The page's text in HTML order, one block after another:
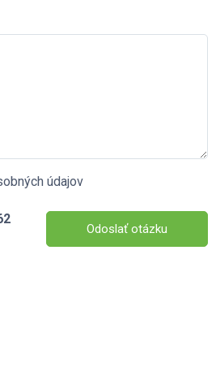
údajov
Odoslať otázku